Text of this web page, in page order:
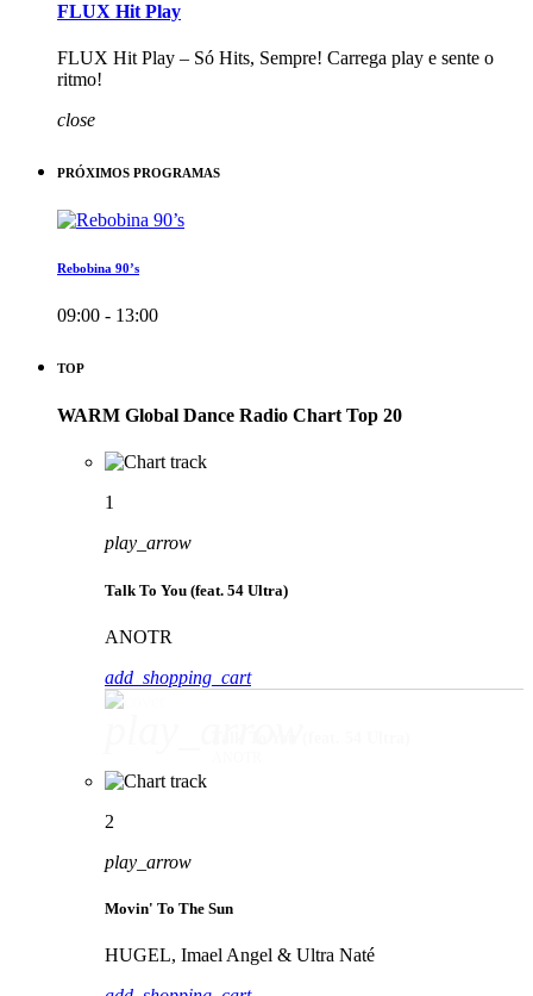
FLUX Hit Play
FLUX Hit Play – Só Hits, Sempre! Carrega play e sente o
ritmo!
close
PRÓXIMOS PROGRAMAS
Rebobina 90’s
09:00 - 13:00
TOP
WARM Global Dance Radio Chart Top 20
1
play_arrow
Talk To You (feat. 54 Ultra)
ANOTR
add_shopping_cart
2
play_arrow
Movin' To The Sun
HUGEL, Imael Angel & Ultra Naté